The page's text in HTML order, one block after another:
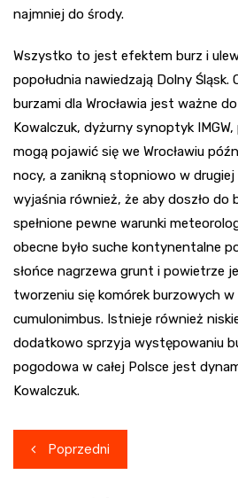
najmniej do środy.
Wszystko to jest efektem burz i
popołudnia nawiedzają Dolny Śląsk.
burzami dla Wrocławia jest ważne
Kowalczuk, dyżurny synoptyk
mogą pojawić się we Wrocławiu
nocy, a zanikną stopniowo w drugiej
wyjaśnia również, że aby doszło do
spełnione pewne warunki
obecne było suche kontynentalne
słońce nagrzewa grunt i powietrze
tworzeniu się komórek burzowych w
cumulonimbus. Istnieje również
dodatkowo sprzyja występowaniu
pogodowa w całej Polsce jest
Kowalczuk.
Nawigacja
wpisu
Poprzedni